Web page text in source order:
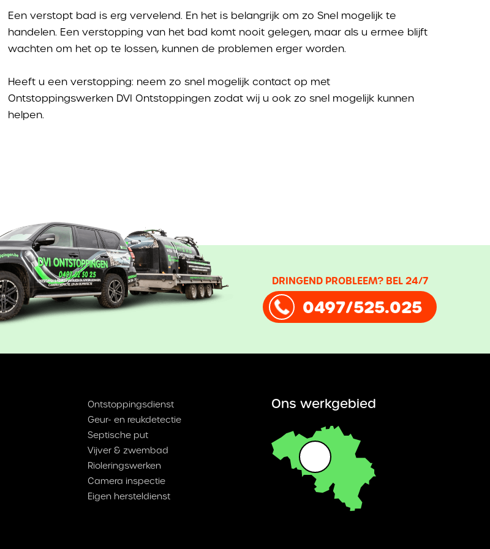
Een verstopt bad is erg vervelend. En het is belangrijk om zo Snel mogelijk te
handelen. Een verstopping van het bad komt nooit gelegen, maar als u ermee blijft
wachten om het op te lossen, kunnen de problemen erger worden.
Heeft u een verstopping: neem zo snel mogelijk contact op met
Ontstoppingswerken DVI Ontstoppingen zodat wij u ook zo snel mogelijk kunnen
helpen.
DRINGEND PROBLEEM? BEL 24/7
0497/525.025
Ontstoppingsdienst
Geur- en reukdetectie
Septische put
Vijver & zwembad
Rioleringswerken
Camera inspectie
Eigen hersteldienst
Ons werkgebied